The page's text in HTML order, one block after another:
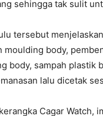
sehingga tak sulit
tersebut
body,
body, sampah plastik
lalu dicetak
Cagar Watch,